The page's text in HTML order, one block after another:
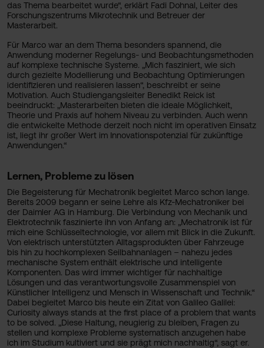
das Thema bearbeitet wurde“, erklärt Fadi Dohnal, Leiter des
Forschungszentrums Mikrotechnik und Betreuer der
Masterarbeit.
Für Marco war an dem Thema besonders spannend, die
Anwendung moderner Regelungs- und Beobachtungsmethoden
auf komplexe technische Systeme. „Mich fasziniert, wie sich
durch gezielte Modellierung und Beobachtung Optimierungen
identifizieren und realisieren lassen“, beschreibt er seine
Motivation. Auch Studiengangsleiter Benedikt Reick ist
beeindruckt: „Masterarbeiten bieten die ideale Möglichkeit,
Theorie und Praxis auf hohem Niveau zu verbinden. Auch wenn
die entwickelte Methode derzeit noch nicht im operativen Einsatz
ist, liegt ihr großer Wert im Innovationspotenzial für zukünftige
Anwendungen.“
Lernen, Probleme zu lösen
Die Begeisterung für Mechatronik begleitet Marco schon lange.
Bereits 2009 begann er seine Lehre als Kfz-Mechatroniker bei
der Daimler AG in Hamburg. Die Verbindung von Mechanik und
Elektrotechnik faszinierte ihn von Anfang an: „Mechatronik ist für
mich eine Schlüsseltechnologie, vor allem mit Blick in die Zukunft.
Von elektrisch unterstützten Alltagsprodukten über Fahrzeuge
bis hin zu hochkomplexen Seilbahnanlagen – nahezu jedes
mechanische System enthält elektrische und intelligente
Komponenten. Das wird immer wichtiger für nachhaltige
Lösungen und das verantwortungsvolle Zusammenspiel von
Künstlicher Intelligenz und Mensch in Wissenschaft und Technik.“
Dabei begleitet Marco bis heute ein Zitat von Galileo Galilei:
Curiosity always stands at the first place of a problem that wants
to be solved. „Diese Haltung, neugierig zu bleiben, Fragen zu
stellen und komplexe Probleme systematisch anzugehen habe
ich im Studium kultiviert und sie prägt mich nachhaltig“, sagt er.